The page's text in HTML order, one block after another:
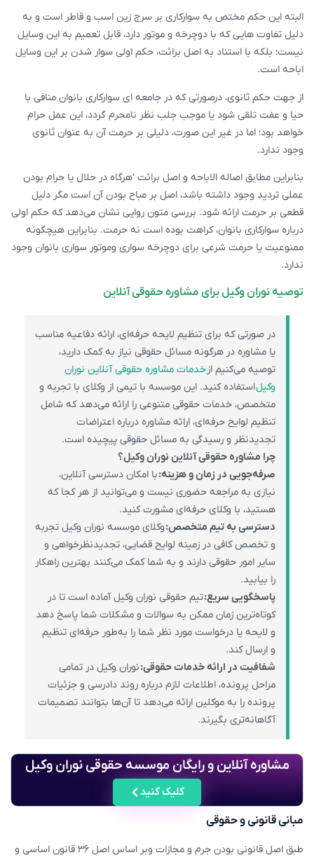
البته این حکم مختص به سوارکاری بر سرج زین اسب و قاطر است و به
دلیل تفاوت هایی که با دوچرخه و موتور دارد، قابل تعمیم به این وسایل
نیست؛ بلکه با استناد به اصل برائت، حکم اولی سوار شدن بر این وسایل
اباحه است.
از جهت حکم ثانوی، درصورتی که در جامعه ای سوارکاری بانوان منافی با
حیا و عفت تلقی شود یا موجب جلب نظر نامحرم گردد، این عمل حرام
خواهد بود؛ اما در غیر این صورت، دلیلی بر حرمت آن به عنوان ثانوی
وجود ندارد.
بنابراین مطابق اصاله الاباحه و اصل برائت ‘هرگاه در حلال یا حرام بودن
عملی تردید وجود داشته باشد، اصل بر مباح بودن آن است مگر دلیل
قطعی بر حرمت ارائه شود. بررسی متون روایی نشان می‌دهد که حکم اولی
درباره سوارکاری بانوان، کراهت بوده است نه حرمت. بنابراین هیچگونه
ممنوعیت یا حرمت شرعی برای دوچرخه سواری وموتور سواری بانوان وجود
ندارد.
توصیه نوران وکیل برای مشاوره حقوقی آنلاین
در صورتی که برای تنظیم لایحه حرفه‌ای، ارائه دفاعیه مناسب
یا مشاوره در هرگونه مسائل حقوقی نیاز به کمک دارید،
توصیه می‌کنیم ازخدمات مشاوره حقوقی آنلاین نوران
وکیلاستفاده کنید. این موسسه با تیمی از وکلای با تجربه و
متخصص، خدمات حقوقی متنوعی را ارائه می‌دهد که شامل
تنظیم لوایح حرفه‌ای، ارائه مشاوره درباره اعتراضات
تجدیدنظر و رسیدگی به مسائل حقوقی پیچیده است.
چرا مشاوره حقوقی آنلاین نوران وکیل؟
صرفه‌جویی در زمان و هزینه:با امکان دسترسی آنلاین،
نیازی به مراجعه حضوری نیست و می‌توانید از هر کجا که
هستید، با وکلای حرفه‌ای مشورت کنید.
دسترسی به تیم متخصص:وکلای موسسه نوران وکیل تجربه
و تخصص کافی در زمینه لوایح قضایی، تجدیدنظرخواهی و
سایر امور حقوقی دارند و به شما کمک می‌کنند بهترین راهکار
را بیابید.
پاسخگویی سریع:تیم حقوقی نوران وکیل آماده است تا در
کوتاه‌ترین زمان ممکن به سوالات و مشکلات شما پاسخ دهد
و لایحه یا درخواست مورد نظر شما را به‌طور حرفه‌ای تنظیم
و ارسال کند.
شفافیت در ارائه خدمات حقوقی:نوران وکیل در تمامی
مراحل پرونده، اطلاعات لازم درباره روند دادرسی و جزئیات
پرونده را به موکلین ارائه می‌دهد تا آن‌ها بتوانند تصمیمات
آگاهانه‌تری بگیرند.
مشاوره آنلاین و رایگان موسسه حقوقی نوران وکیل
کلیک کنید
مبانی قانونی و حقوقی
طبق اصل قانونی بودن جرم و مجازات وبر اساس اصل ۳۶ قانون اساسی و